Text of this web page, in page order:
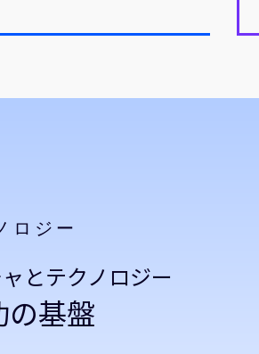
ロジー
とテクノロジー
の基盤